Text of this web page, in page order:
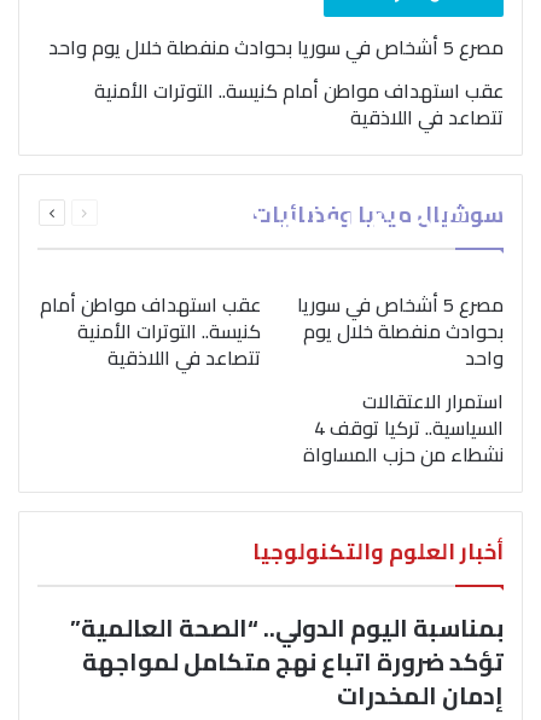
مصرع 5 أشخاص في سوريا بحوادث منفصلة خلال يوم واحد
عقب استهداف مواطن أمام كنيسة.. التوترات الأمنية
تتصاعد في اللاذقية
سوشيال ميديا وفضائيات الصفحةالصفحة
بمناسبة اليوم الدولي..
“الصحة العالمية” تؤكد
ضرورة اتباع نهج متكامل
لمواجهة إدمان المخدرات
مصرع 5 أشخاص في سوريا
بحوادث منفصلة خلال يوم
واحد
عقب استهداف مواطن أمام
كنيسة.. التوترات الأمنية
تتصاعد في اللاذقية
استمرار الاعتقالات
السياسية.. تركيا توقف 4
نشطاء من حزب المساواة
أخبار العلوم والتكنولوجيا
بمناسبة اليوم الدولي.. “الصحة العالمية”
تؤكد ضرورة اتباع نهج متكامل لمواجهة
إدمان المخدرات